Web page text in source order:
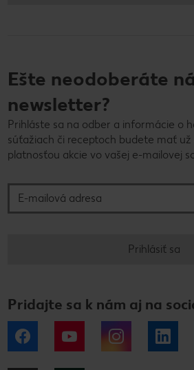
Ešte neodoberáte
newsletter?
Prihláste sa na odber a informácie o
súťažiach či receptoch budete mať už
platnosťou akcie vo vašej e-mailovej
Prihlásiť sa
Pridajte sa k nám aj na
Facebook YouTube Instagram